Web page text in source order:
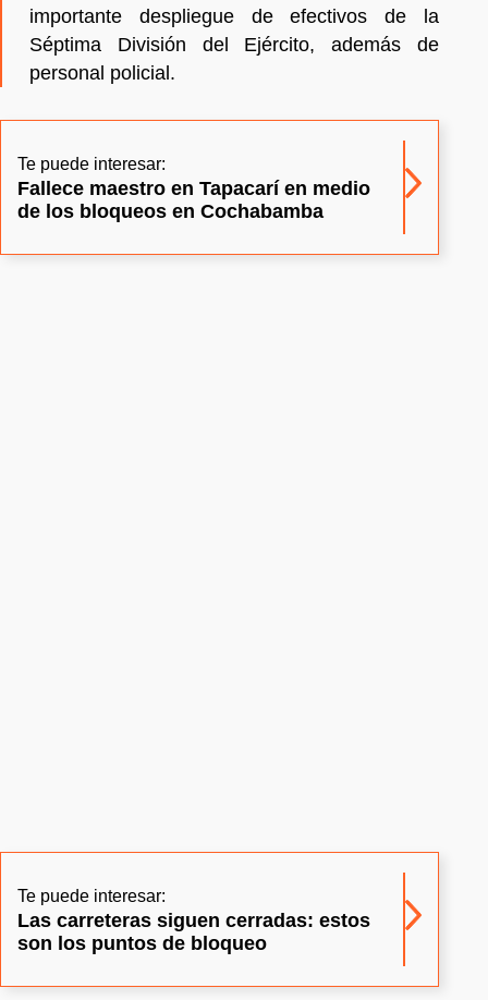
importante despliegue de efectivos de la
Séptima División del Ejército, además de
personal policial.
Te puede interesar:
Fallece maestro en Tapacarí en medio
de los bloqueos en Cochabamba
Te puede interesar:
Las carreteras siguen cerradas: estos
son los puntos de bloqueo